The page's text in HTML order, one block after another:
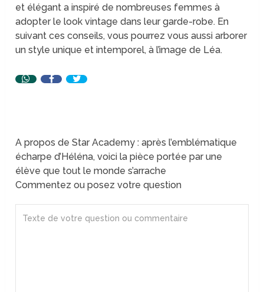
et élégant a inspiré de nombreuses femmes à
adopter le look vintage dans leur garde-robe. En
suivant ces conseils, vous pourrez vous aussi arborer
un style unique et intemporel, à l’image de Léa.
A propos de Star Academy : après l’emblématique
écharpe d’Héléna, voici la pièce portée par une
élève que tout le monde s’arrache
Commentez ou posez votre question